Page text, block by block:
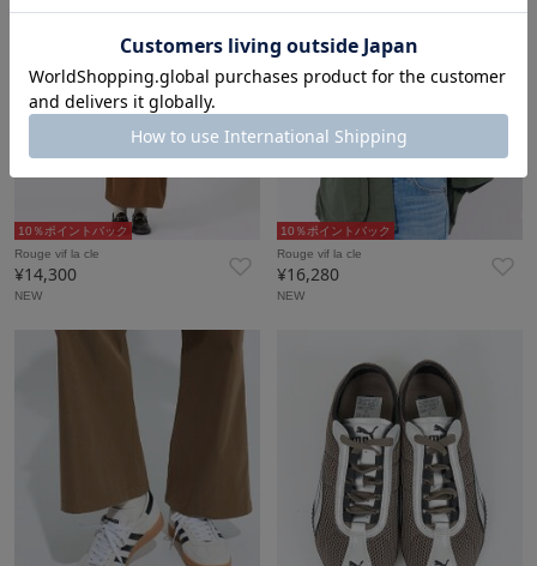
10％ポイントバック
Rouge vif la cle
¥14,300
NEW
10％ポイントバック
Rouge vif la cle
¥16,280
NEW